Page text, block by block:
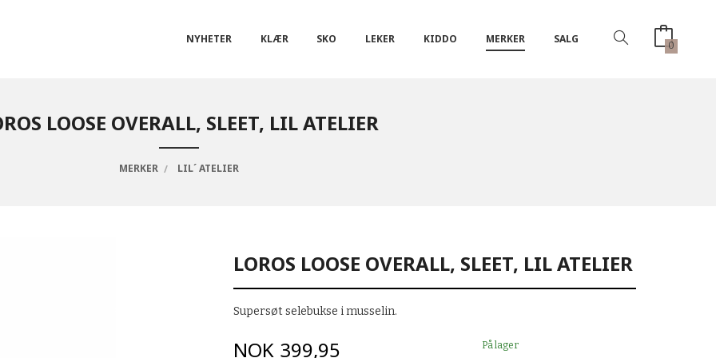
NYHETER KLÆR SKO LEKER KIDDO MERKER SALG 0
LOOSE OVERALL, SLEET, LIL ATELIER
MERKER LIL´ ATELIER
LOROS LOOSE OVERALL, SLEET, LIL ATELIER
Supersøt selebukse i musselin.
Pris
NOK 399,95 På lager